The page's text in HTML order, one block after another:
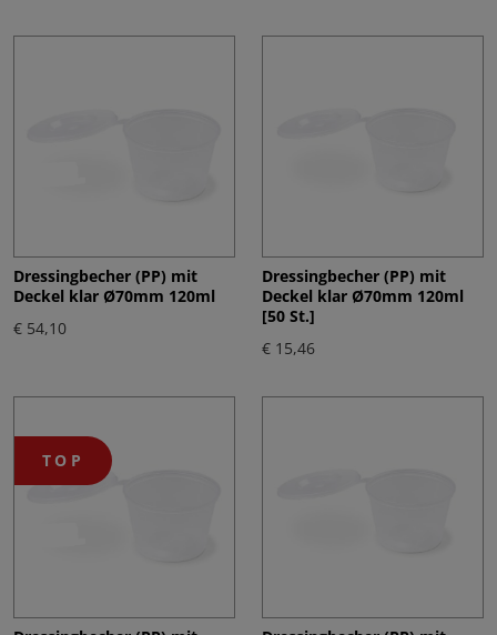
Dressingbecher (PP) mit
Deckel klar Ø70mm 120ml
€ 54,10
Dressingbecher (PP) mit
Deckel klar Ø70mm 120ml
[50 St.]
€ 15,46
TOP